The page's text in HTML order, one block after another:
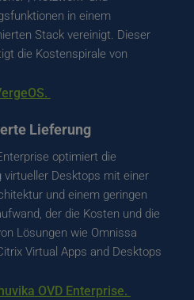
in einem
Stack vereinigt. Dieser
die Kostenspirale von
Lieferung
optimiert die
virtueller Desktops mit einer
und einem geringen
der die Kosten und die
Lösungen wie Omnissa
Virtual Apps and Desktops
OVD Enterprise.